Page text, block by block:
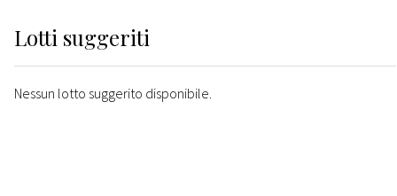
Lotti suggeriti
Nessun lotto suggerito disponibile.